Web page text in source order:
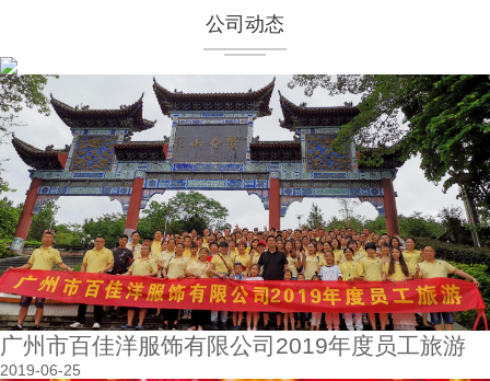
公司动态
广州市百佳洋服饰有限公司2019年度员工旅游
2019-06-25